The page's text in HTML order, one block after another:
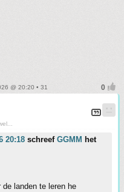
@ 20:20 • 31
20:18 schreef GGMM het
landen te leren he